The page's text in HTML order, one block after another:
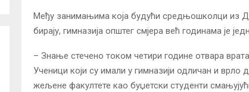
Међу занимањима која будући средњошколци из
бирају, гимназија општег смјера већ годинама је
– Знање стечено током четири године отвара
Ученици који су имали у гимназији одличан и врло
жељене факултете као буџетски студенти